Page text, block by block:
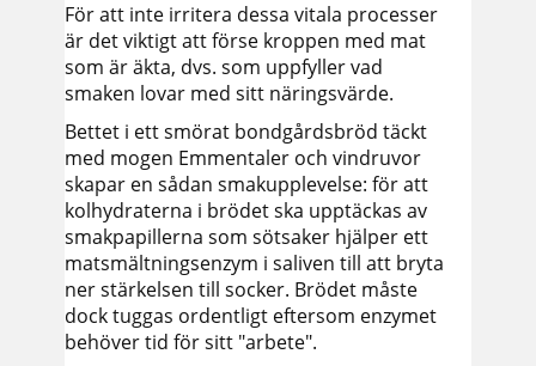
För att inte irritera dessa vitala processer
är det viktigt att förse kroppen med mat
som är äkta, dvs. som uppfyller vad
smaken lovar med sitt näringsvärde.
Bettet i ett smörat bondgårdsbröd täckt
med mogen Emmentaler och vindruvor
skapar en sådan smakupplevelse: för att
kolhydraterna i brödet ska upptäckas av
smakpapillerna som sötsaker hjälper ett
matsmältningsenzym i saliven till att bryta
ner stärkelsen till socker. Brödet måste
dock tuggas ordentligt eftersom enzymet
behöver tid för sitt "arbete".